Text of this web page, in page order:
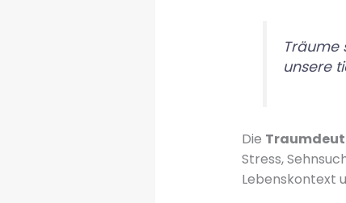
Träume
unsere
Die
Stress,
Lebenskontext